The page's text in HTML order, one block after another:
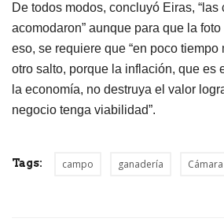
De todos modos, concluyó Eiras, “las
acomodaron” aunque para que la
eso, se requiere que “en poco
otro salto, porque la inflación, que es
la economía, no destruya el valor
negocio tenga viabilidad”.
Tags: campo ganadería